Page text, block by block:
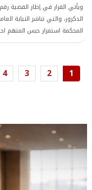
الدكرور، والتي تباشر النيابة
المحكمة استمرار حبس المتهم
التحقيق وكشف ملابسات
1
2
3
4